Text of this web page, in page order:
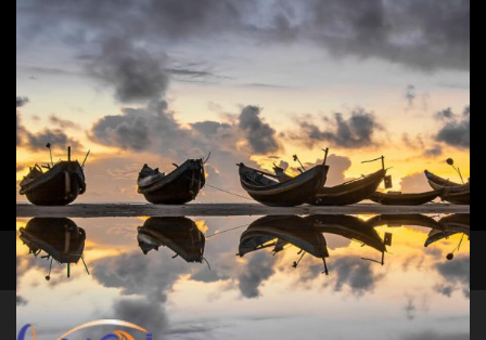
Add to cart
Một thời đã qua
Cuộc sống đời thường ,Phong cảnh,Phong cảnh, cuộc
sống biển
90 $ 80$
facebook instagram